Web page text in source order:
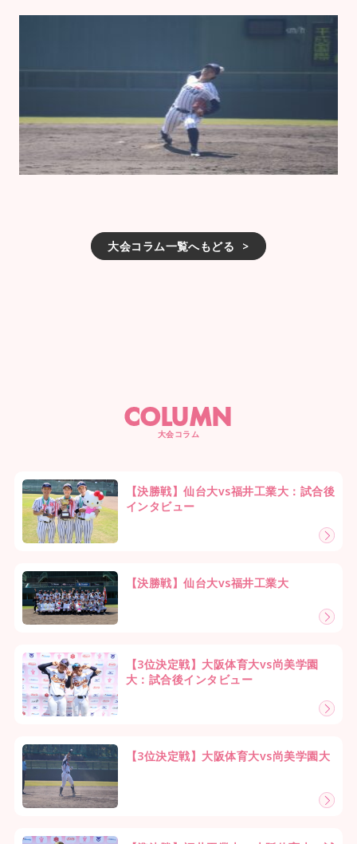
大会コラム一覧へもどる
COLUMN
大会コラム
【決勝戦】仙台大vs福井工業大：試合後
インタビュー
【決勝戦】仙台大vs福井工業大
【3位決定戦】大阪体育大vs尚美学園
大：試合後インタビュー
【3位決定戦】大阪体育大vs尚美学園大